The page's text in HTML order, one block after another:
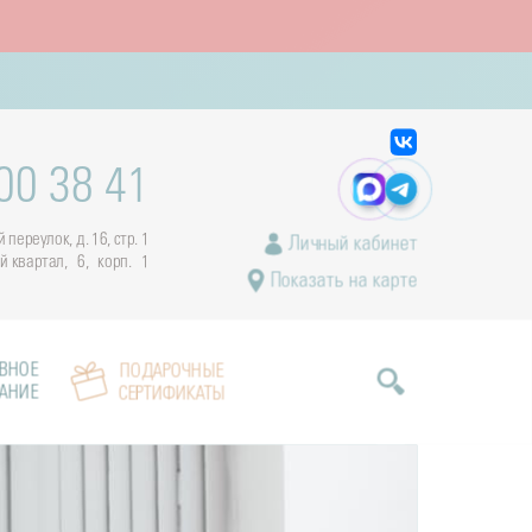
38 41
д. 16, стр. 1
квартал, 6, корп. 1
Личный кабинет
Показать на карте
ПОДАРОЧНЫЕ
СЕРТИФИКАТЫ